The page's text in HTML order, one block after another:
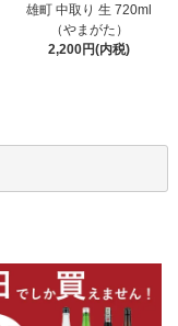
雄町 中取り 生 720ml
（やまがた）
2,200円(内税)